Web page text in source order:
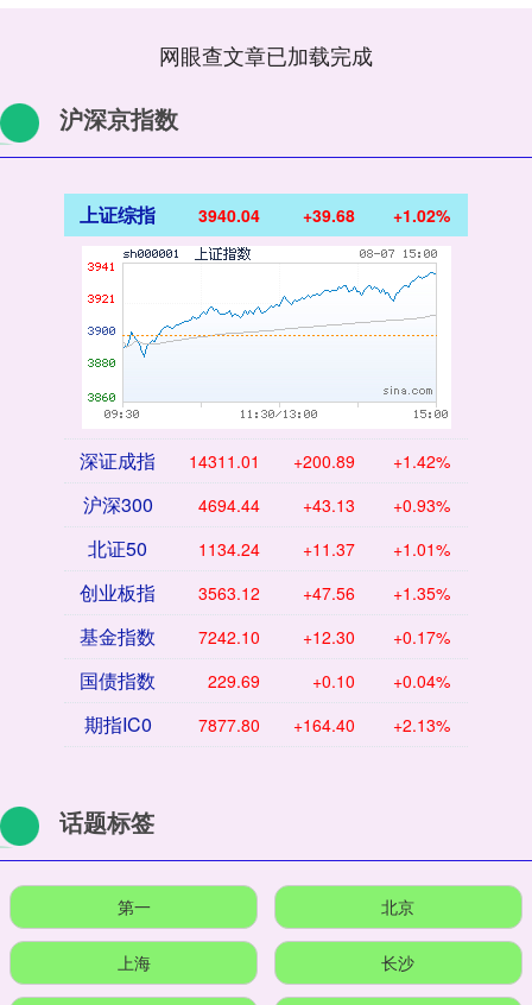
网眼查文章已加载完成
沪深京指数
上证综指 3940.04 +39.68 +1.02%
深证成指 14311.01 +200.89 +1.42%
沪深300 4694.44 +43.13 +0.93%
北证50 1134.24 +11.37 +1.01%
创业板指 3563.12 +47.56 +1.35%
基金指数 7242.10 +12.30 +0.17%
国债指数 229.69 +0.10 +0.04%
期指IC0 7877.80 +164.40 +2.13%
话题标签
第一 北京
上海 长沙